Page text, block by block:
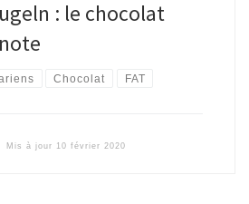
: le chocolat
Chocolat FAT
Mis à jour 10 février 2020